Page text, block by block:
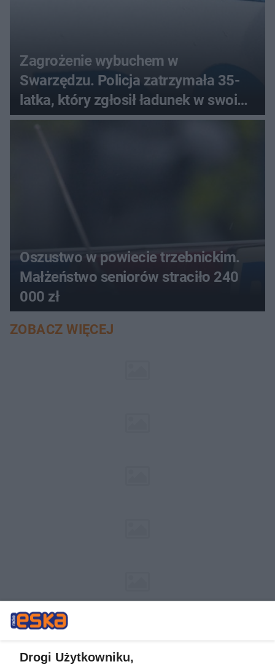
Zagrożenie wybuchem w
Swarzędzu. Policja zatrzymała 35-
latka, który zgłosił ładunek w swoim
aucie
Oszustwo w powiecie trzebnickim.
Małżeństwo seniorów straciło 240
000 zł
ZOBACZ WIĘCEJ
Drogi Użytkowniku,